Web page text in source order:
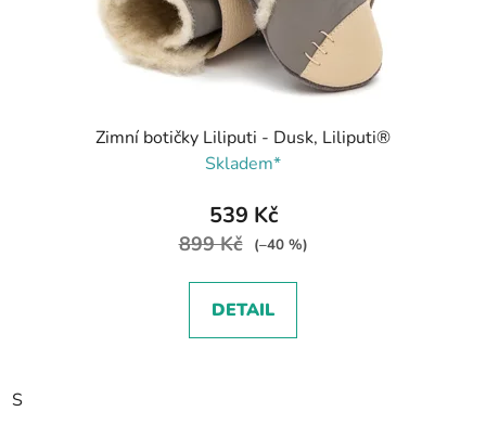
Zimní botičky Liliputi - Dusk, Liliputi®
Skladem*
539 Kč
899 Kč (–40 %)
DETAIL
S